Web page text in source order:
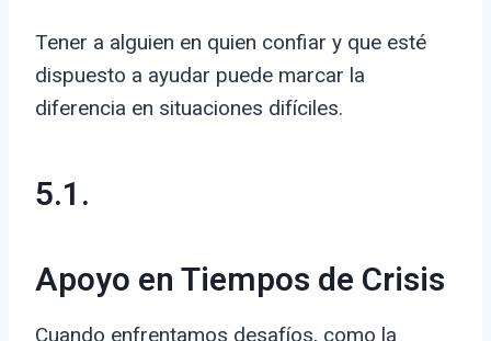
Tener a alguien en quien confiar y que esté
dispuesto a ayudar puede marcar la
diferencia en situaciones difíciles.
5.1.
Apoyo en Tiempos de Crisis
Cuando enfrentamos desafíos, como la